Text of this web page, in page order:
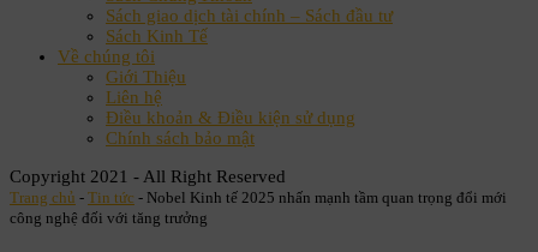
Sách giao dịch tài chính – Sách đầu tư
Sách Kinh Tế
Về chúng tôi
Giới Thiệu
Liên hệ
Điều khoản & Điều kiện sử dụng
Chính sách bảo mật
Copyright 2021 - All Right Reserved
Trang chủ - Tin tức - Nobel Kinh tế 2025 nhấn mạnh tầm quan trọng đổi mới
công nghệ đối với tăng trưởng